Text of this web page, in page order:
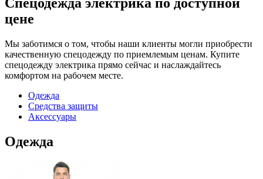
Спецодежда электрика по доступной
цене
Мы заботимся о том, чтобы наши клиенты могли приобрести
качественную спецодежду по приемлемым ценам. Купите
спецодежду электрика прямо сейчас и наслаждайтесь
комфортом на рабочем месте.
Одежда
Средства защиты
Аксессуары
Одежда